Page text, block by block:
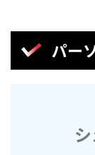
パー